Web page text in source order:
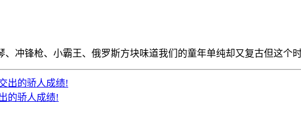
冲锋枪、小霸王、俄罗斯方块味道我们的童年单纯却又复古但这个
的骄人成绩!